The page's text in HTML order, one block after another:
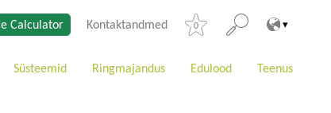
Calculator Kontaktandmed 0
Süsteemid Ringmajandus Edulood Teenus